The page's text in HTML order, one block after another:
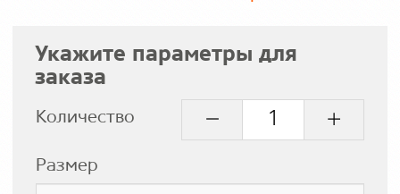
Укажите параметры для
заказа
Количество
Размер